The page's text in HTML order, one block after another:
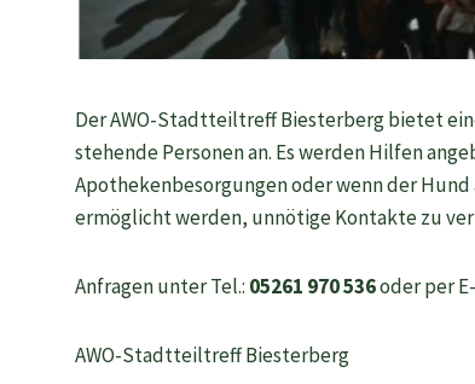
Der AWO-Stadtteiltreff Biesterberg bietet
stehende Personen an. Es werden Hilfen
Apothekenbesorgungen oder wenn der
ermöglicht werden, unnötige Kontakte zu
Anfragen unter Tel.: 05261 970 536oder per
AWO-Stadtteiltreff Biesterberg